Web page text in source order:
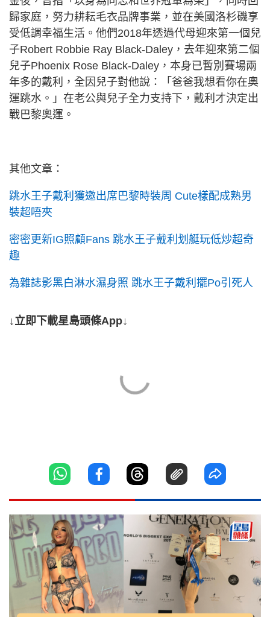
歸家庭，努力耕耘毛衣品牌事業，並在美國洛杉磯享
受低調幸福生活。他們2018年透過代母迎來第一個兒
子Robert Robbie Ray Black-Daley，去年迎來第二個
兒子Phoenix Rose Black-Daley，本身已暫別賽場兩
年多的戴利，全因兒子對他說：「爸爸我想看你在奧
運跳水。」在老公與兒子全力支持下，戴利才決定出
戰巴黎奧運。
其他文章：
跳水王子戴利獲邀出席巴黎時裝周 Cute樣配成熟男
裝超唔夾
密密更新IG照顧Fans 跳水王子戴利划艇玩低炒超奇
趣
為雜誌影黑白淋水濕身照 跳水王子戴利擺Po引死人
↓立即下載星島頭條App↓